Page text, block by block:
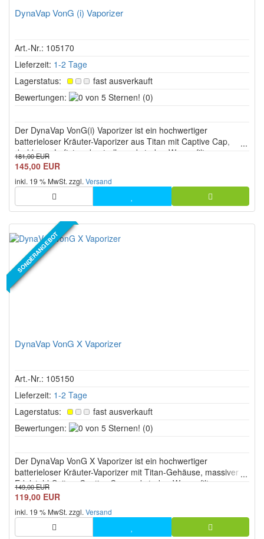
DynaVap VonG (i) Vaporizer
Art.-Nr.: 105170
Lieferzeit: 1-2 Tage
Lagerstatus:
fast ausverkauft
Bewertungen:
0
Sternen!
(0)
Der DynaVap VonG(i) Vaporizer ist ein hochwertiger
batterieloser Kräuter-Vaporizer aus Titan mit Captive Cap,
drehbarer Luftstromkontrolle und starker Wasserfilter-
Kompatibilität. Das verjüngte Mundstück ist für passende 10-
ermöglicht sowohl direkte S...
181,00 EUR
145,00 EUR
inkl. 19 % MwSt. zzgl. Versand
NEUER ARTIKEL
SONDERANGEBOT
DynaVap VonG X Vaporizer
Art.-Nr.: 105150
Lieferzeit: 1-2 Tage
Lagerstatus:
fast ausverkauft
Bewertungen:
0
Sternen!
(0)
Der DynaVap VonG X Vaporizer ist ein hochwertiger
batterieloser Kräuter-Vaporizer mit Titan-Gehäuse, massiver
Edelstahl-Spitze, Captive Cap und starker Wasserfilter-
Kompatibilität. Das vielseitige Mundstück ist für passende 10-
ermöglicht sowohl direkt...
149,00 EUR
119,00 EUR
inkl. 19 % MwSt. zzgl. Versand